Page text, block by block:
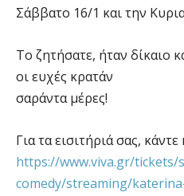
Σάββατο 16/1 και την
Το ζητήσατε, ήταν δίκαιο
οι ευχές κρατάν
σαράντα μέρες!
Για τα εισιτήριά σας,
https://www.viva.gr/tickets/
comedy/streaming/